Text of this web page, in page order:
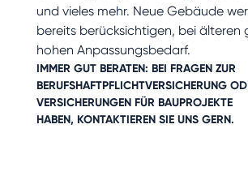
und vieles mehr. Neue Gebäude
bereits berücksichtigen, bei älteren
hohen Anpassungsbedarf.
IMMER GUT BERATEN: BEI FRAGEN ZUR
BERUFSHAFTPFLICHTVERSICHERUNG
VERSICHERUNGEN FÜR BAUPROJEKTE
HABEN, KONTAKTIEREN SIE UNS GERN.